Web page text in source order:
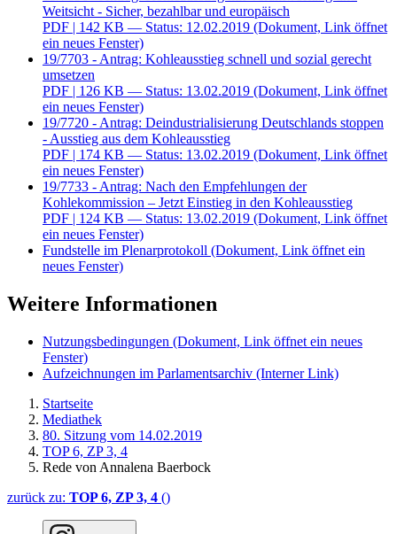
Weitsicht - Sicher, bezahlbar und europäisch
PDF | 142 KB — Status: 12.02.2019 (Dokument, Link öffnet
ein neues Fenster)
19/7703 - Antrag: Kohleausstieg schnell und sozial gerecht
umsetzen
PDF | 126 KB — Status: 13.02.2019 (Dokument, Link öffnet
ein neues Fenster)
19/7720 - Antrag: Deindustrialisierung Deutschlands stoppen
- Ausstieg aus dem Kohleausstieg
PDF | 174 KB — Status: 13.02.2019 (Dokument, Link öffnet
ein neues Fenster)
19/7733 - Antrag: Nach den Empfehlungen der
Kohlekommission – Jetzt Einstieg in den Kohleausstieg
PDF | 124 KB — Status: 13.02.2019 (Dokument, Link öffnet
ein neues Fenster)
Fundstelle im Plenarprotokoll (Dokument, Link öffnet ein
neues Fenster)
Weitere Informationen
Nutzungsbedingungen (Dokument, Link öffnet ein neues
Fenster)
Aufzeichnungen im Parlamentsarchiv (Interner Link)
Startseite
Mediathek
80. Sitzung vom 14.02.2019
TOP 6, ZP 3, 4
Rede von Annalena Baerbock
zurück zu: TOP 6, ZP 3, 4 ()